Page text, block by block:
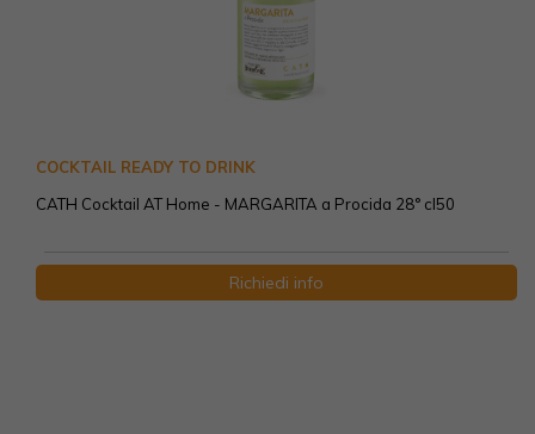
COCKTAIL READY TO DRINK
CATH Cocktail AT Home - MARGARITA a Procida 28° cl50
Richiedi info